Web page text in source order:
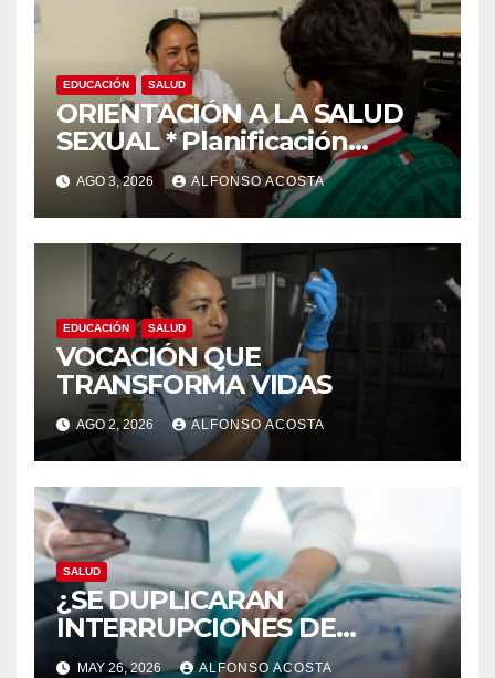
EDUCACIÓN SALUD
ORIENTACIÓN A LA SALUD
SEXUAL * Planificación
familiar, un derecho
AGO 3, 2026 ALFONSO ACOSTA
EDUCACIÓN SALUD
VOCACIÓN QUE
TRANSFORMA VIDAS
AGO 2, 2026 ALFONSO ACOSTA
SALUD
¿SE DUPLICARAN
INTERRUPCIONES DE
EMBARAZO LEGALES?
MAY 26, 2026 ALFONSO ACOSTA